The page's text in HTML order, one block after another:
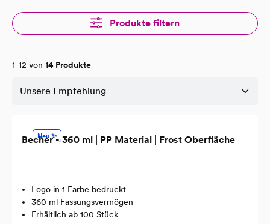
Produkte filtern
1-12 von 14 Produkte
Neu ✨
Becher - 360 ml | PP Material | Frost Oberfläche
Logo in 1 Farbe bedruckt
360 ml Fassungsvermögen
Erhältlich ab 100 Stück